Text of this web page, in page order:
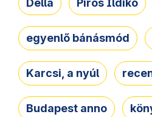
Della Piros Ildikó
egyenlő bánásmód
Karcsi, a nyúl
Budapest anno